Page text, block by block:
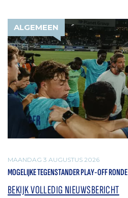
ALGEMEEN
MAANDAG 3 AUGUSTUS 2026
MOGELIJKE TEGENSTANDER PLAY-OFF RONDE
BEKIJK VOLLEDIG NIEUWSBERICHT